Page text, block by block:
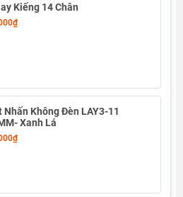
LS 2P 10A:
Kiếng 14 Chân
Nhấn Không Đèn LAY3-11
Xanh Lá